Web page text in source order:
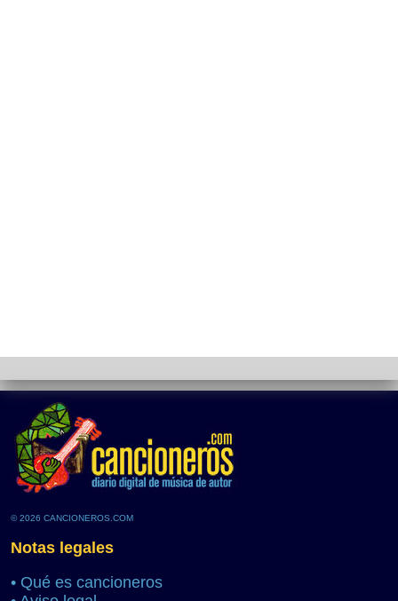
© 2026 CANCIONEROS.COM
Notas legales
• Qué es cancioneros